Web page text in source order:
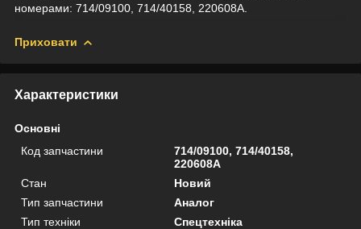
номерами: 714/09100, 714/40158, 220608A.
Приховати
Характеристики
Основні
Код запчастини
714/09100, 714/40158,
220608A
Стан
Новий
Тип запчастини
Аналог
Тип техніки
Спецтехніка